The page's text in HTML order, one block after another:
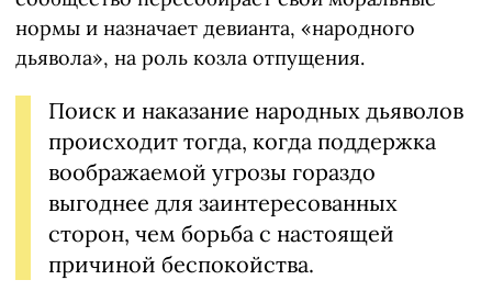
нормы и назначает девианта, «народного
дьявола», на роль козла отпущения.
Поиск и наказание народных дьяволов
происходит тогда, когда поддержка
воображаемой угрозы гораздо
выгоднее для заинтересованных
сторон, чем борьба с настоящей
причиной беспокойства.